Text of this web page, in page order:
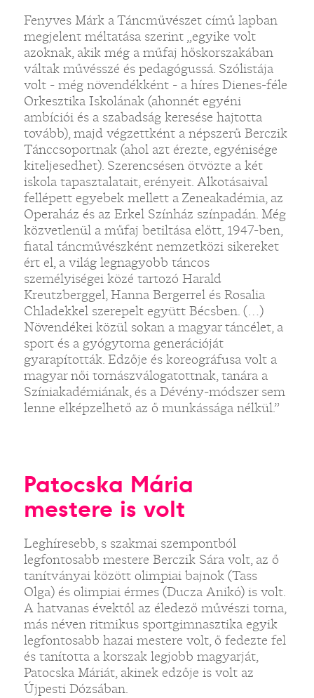
Fenyves Márk a Táncművészet című lapban
megjelent méltatása szerint „egyike volt
azoknak, akik még a műfaj hőskorszakában
váltak művésszé és pedagógussá. Szólistája
volt - még növendékként - a híres Dienes-féle
Orkesztika Iskolának (ahonnét egyéni
ambíciói és a szabadság keresése hajtotta
tovább), majd végzettként a népszerű Berczik
Tánccsoportnak (ahol azt érezte, egyénisége
kiteljesedhet). Szerencsésen ötvözte a két
iskola tapasztalatait, erényeit. Alkotásaival
fellépett egyebek mellett a Zeneakadémia, az
Operaház és az Erkel Színház színpadán. Még
közvetlenül a műfaj betiltása előtt, 1947-ben,
fiatal táncművészként nemzetközi sikereket
ért el, a világ legnagyobb táncos
személyiségei közé tartozó Harald
Kreutzberggel, Hanna Bergerrel és Rosalia
Chladekkel szerepelt együtt Bécsben. (…)
Növendékei közül sokan a magyar táncélet, a
sport és a gyógytorna generációját
gyarapították. Edzője és koreográfusa volt a
magyar női tornászválogatottnak, tanára a
Színiakadémiának, és a Dévény-módszer sem
lenne elképzelhető az ő munkássága nélkül.”
Patocska Mária
mestere is volt
Leghíresebb, s szakmai szempontból
legfontosabb mestere Berczik Sára volt, az ő
tanítványai között olimpiai bajnok (Tass
Olga) és olimpiai érmes (Ducza Anikó) is volt.
A hatvanas évektől az éledező művészi torna,
más néven ritmikus sportgimnasztika egyik
legfontosabb hazai mestere volt, ő fedezte fel
és tanította a korszak legjobb magyarját,
Patocska Máriát, akinek edzője is volt az
Újpesti Dózsában.